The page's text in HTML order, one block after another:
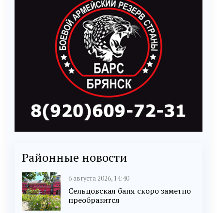
Районные новости
6 августа 2026, 14:40
Сельцовская баня скоро заметно
преобразится